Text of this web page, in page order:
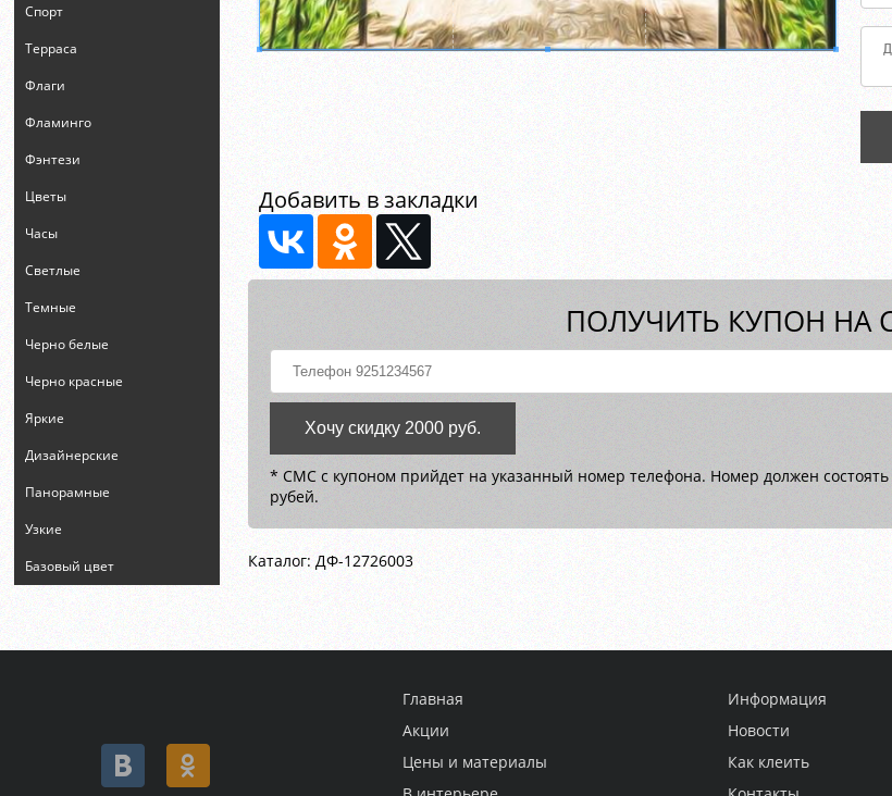
Спорт
Терраса
Флаги
Фламинго
Фэнтези
Цветы
Часы
Светлые
Темные
Черно белые
Черно красные
Яркие
Дизайнерские
Панорамные
Узкие
Базовый цвет
Добавить в закладки
ПОЛУЧИТЬ КУПОН НА
Хочу скидку 2000 руб.
* СМС с купоном прийдет на указанный номер телефона. Номер должен
рубей.
Каталог: ДФ-12726003
Главная
Акции
Цены и материалы
Информация
Новости
Как клеить